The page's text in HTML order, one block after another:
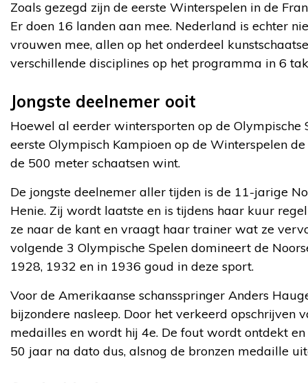
Zoals gezegd zijn de eerste Winterspelen in de
Er doen 16 landen aan mee. Nederland is echter
vrouwen mee, allen op het onderdeel
verschillende disciplines op het programma in 6
Jongste deelnemer ooit
Hoewel al eerder wintersporten op de Olympische
eerste Olympisch Kampioen op de Winterspelen
de 500 meter schaatsen wint.
De jongste deelnemer aller tijden is de 11-jarige
Henie. Zij wordt laatste en is tijdens haar kuur
ze naar de kant en vraagt haar trainer wat ze
volgende 3 Olympische Spelen domineert de
1928, 1932 en in 1936 goud in deze sport.
Voor de Amerikaanse schansspringer Anders
bijzondere nasleep. Door het verkeerd opschrijven
medailles en wordt hij 4e. De fout wordt ontdekt
50 jaar na dato dus, alsnog de bronzen medaille